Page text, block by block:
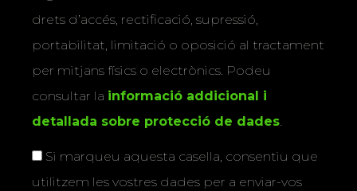
drets d’accés, rectificació, supressió,
portabilitat, limitació o oposició al tractament
per mitjans físics o electrònics. Podeu
consultar la informació addicional i
detallada sobre protecció de dades.
Si marqueu aquesta casella, consentiu que
utilitzem les vostres dades per a enviar-vos